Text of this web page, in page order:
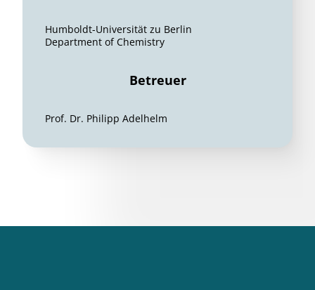
Humboldt-Universität zu Berlin
Department of Chemistry
Betreuer
Prof. Dr. Philipp Adelhelm